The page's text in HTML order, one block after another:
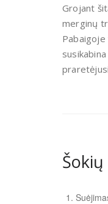
Grojant
merginų